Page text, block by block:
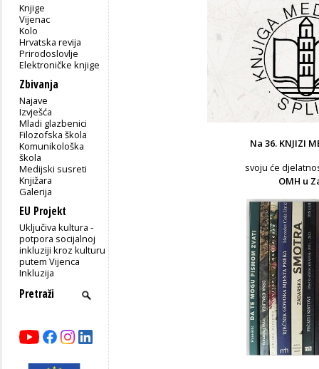
Knjige
Vijenac
Kolo
Hrvatska revija
Prirodoslovlje
Elektroničke knjige
Zbivanja
Najave
Izvješća
Mladi glazbenici
Filozofska škola
Komunikološka
škola
Medijski susreti
Knjižara
Galerija
EU Projekt
Uključiva kultura -
potpora socijalnoj
inkluziji kroz kulturu
putem Vijenca
Inkluzija
Na 36. KNJIZI
svoju će
OMH u